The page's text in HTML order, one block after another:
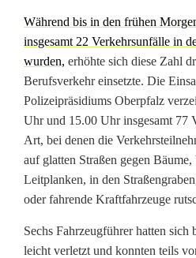
i
t
e
r
e
U
f
Während bis in den frühen
insgesamt 22 Verkehrsunfälle in
wurden, erhöhte sich diese Zahl
Berufsverkehr einsetzte. Die
Polizeipräsidiums Oberpfalz
Uhr und 15.00 Uhr insgesamt 77
Art, bei denen die
auf glatten Straßen gegen Bäume,
Leitplanken, in den
oder fahrende Kraftfahrzeuge
Sechs Fahrzeugführer hatten sich
leicht verletzt und konnten teils